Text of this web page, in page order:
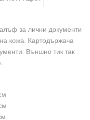
за лични документи
кожа. Картодържача
Външно тик так